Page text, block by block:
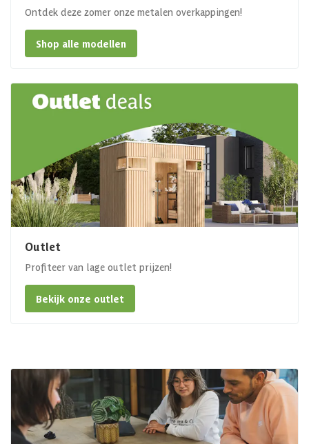
Ontdek deze zomer onze metalen overkappingen!
Shop alle modellen
Outlet
Profiteer van lage outlet prijzen!
Bekijk onze outlet